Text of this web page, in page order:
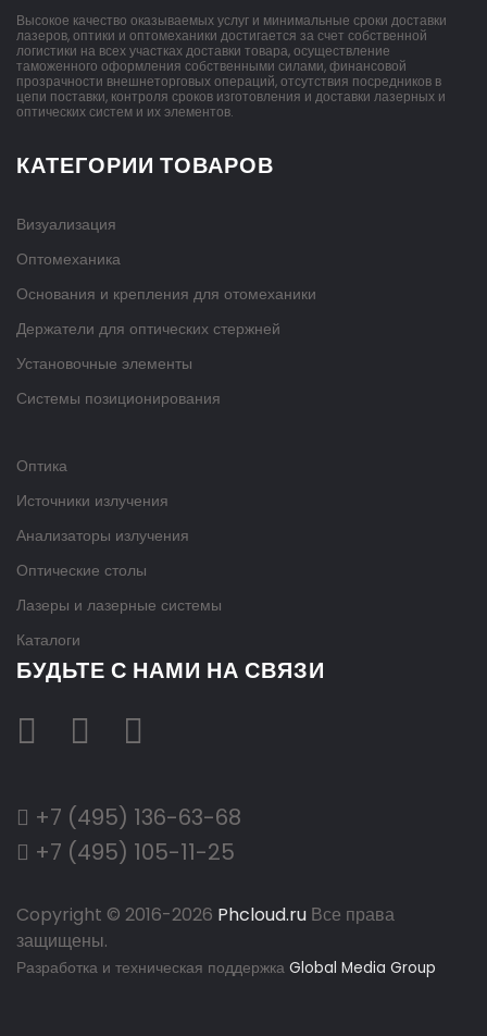
Высокое качество оказываемых услуг и минимальные сроки доставки
лазеров, оптики и оптомеханики достигается за счет собственной
логистики на всех участках доставки товара, осуществление
таможенного оформления собственными силами, финансовой
прозрачности внешнеторговых операций, отсутствия посредников в
цепи поставки, контроля сроков изготовления и доставки лазерных и
оптических систем и их элементов.
КАТЕГОРИИ ТОВАРОВ
Визуализация
Оптомеханика
Основания и крепления для отомеханики
Держатели для оптических стержней
Установочные элементы
Системы позиционирования
Оптика
Источники излучения
Анализаторы излучения
Оптические столы
Лазеры и лазерные системы
Каталоги
БУДЬТЕ С НАМИ НА СВЯЗИ
+7 (495) 136-63-68
+7 (495) 105-11-25
Copyright © 2016-2026 Phcloud.ru Все права
защищены.
Разработка и техническая поддержка Global Media Group